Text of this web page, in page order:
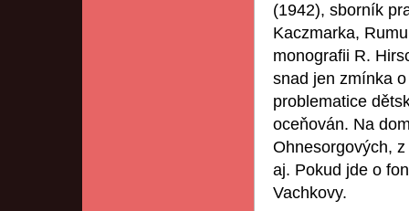
(1942), sborník
Kaczmarka,
monografii R.
snad jen zmínka
problematice
oceňován. Na
Ohnesorgových,
aj. Pokud jde o
Vachkovy.